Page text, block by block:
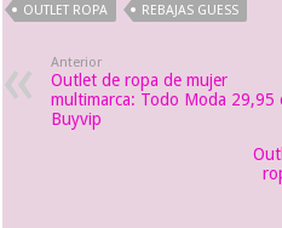
OUTLET ROPA
REBAJAS GUESS
Anterior
Outlet de ropa de mujer
multimarca: Todo Moda 29,95
Buyvip